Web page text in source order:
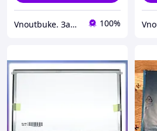
Vnoutbuke. Запчастини для ноутбуків опт - роздріб ! 100%